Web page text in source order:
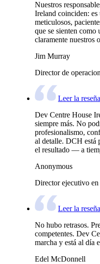
Nuestros
Ireland coinciden: es
meticulosos,
que se sienten
claramente nuestros
Jim Murray
Director de
Leer la
Dev Centre House
siempre más. No
profesionalismo,
al detalle. DCH está
el resultado — a
Anonymous
Director ejecutivo en
Leer la
No hubo retrasos.
competentes. Dev
marcha y está al día
Edel McDonnell